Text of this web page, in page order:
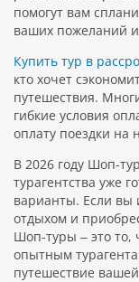
помогут вам
ваших пожеланий
Купить тур в
кто хочет
путешествия.
гибкие условия
оплату поездки на
В 2026 году Шоп-
турагентства уже
варианты. Если вы
отдыхом и
Шоп-туры – это то,
опытным
путешествие